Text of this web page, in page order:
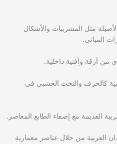
مثل المشربيات والأشكال
المباني.
من أزقة وأفنية داخلية.
كالخزف والنحت الخشبي في
القديمة مع إضفاء الطابع المعاصر.
العربية من خلال عناصر معمارية